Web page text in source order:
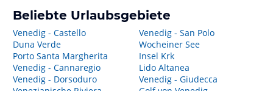
Beliebte Urlaubsgebiete
Venedig - Castello
Duna Verde
Porto Santa Margherita
Venedig - Cannaregio
Venedig - Dorsoduro
Venedig - San Polo
Wocheiner See
Insel Krk
Lido Altanea
Venedig - Giudecca